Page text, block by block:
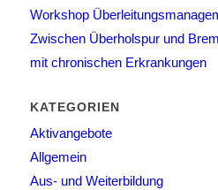
Workshop
Zwischen Überholspur und
mit chronischen Erkrankungen
KATEGORIEN
Aktivangebote
Allgemein
Aus- und Weiterbildung